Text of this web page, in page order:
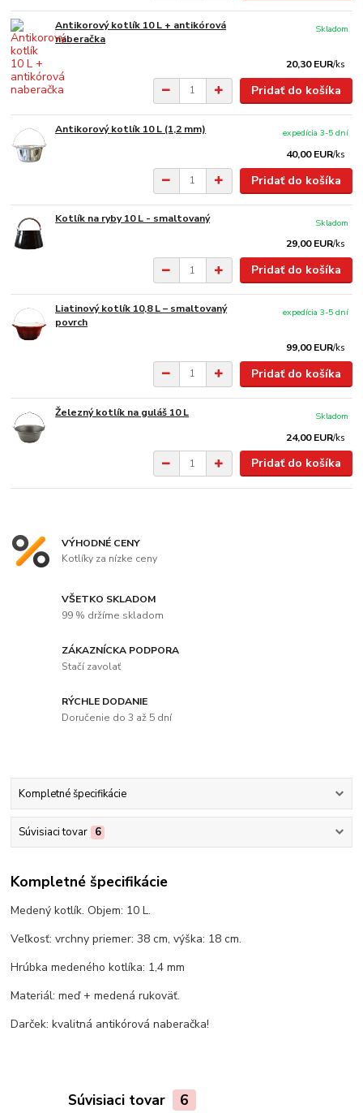
Antikorový kotlík 10 L + antikórová
naberačka
20,30 EUR/ks
Skladom
Pridať do košíka
Antikorový kotlík 10 L (1,2 mm)
40,00 EUR/ks
expedícia 3-5 dní
Pridať do košíka
Kotlík na ryby 10 L - smaltovaný
29,00 EUR/ks
Skladom
Pridať do košíka
Liatinový kotlík 10,8 L – smaltovaný
povrch
99,00 EUR/ks
expedícia 3-5 dní
Pridať do košíka
Železný kotlík na guláš 10 L
24,00 EUR/ks
Skladom
Pridať do košíka
VÝHODNÉ CENY
Kotlíky za nízke ceny
VŠETKO SKLADOM
99 % držíme skladom
ZÁKAZNÍCKA PODPORA
Stačí zavolať
RÝCHLE DODANIE
Doručenie do 3 až 5 dní
Kompletné špecifikácie
Súvisiaci tovar 6
Kompletné špecifikácie
Medený kotlík. Objem: 10 L.
Veľkosť: vrchny priemer: 38 cm, výška: 18 cm.
Hrúbka medeného kotlíka: 1,4 mm
Materiál: meď + medená rukoväť.
Darček: kvalitná antikórová naberačka!
Súvisiaci tovar 6